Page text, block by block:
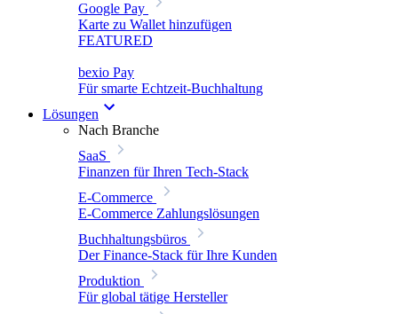
Google Pay
Karte zu Wallet hinzufügen
FEATURED
bexio Pay
Für smarte Echtzeit-Buchhaltung
Lösungen
Nach Branche
SaaS
Finanzen für Ihren Tech-Stack
E-Commerce
E-Commerce Zahlungslösungen
Buchhaltungsbüros
Der Finance-Stack für Ihre Kunden
Produktion
Für global tätige Hersteller